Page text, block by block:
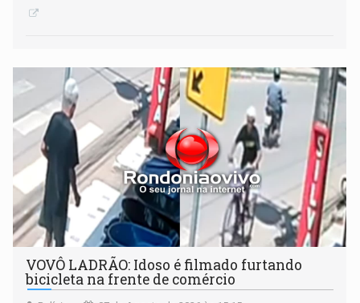
VOVÔ LADRÃO: Idoso é filmado furtando
bicicleta na frente de comércio